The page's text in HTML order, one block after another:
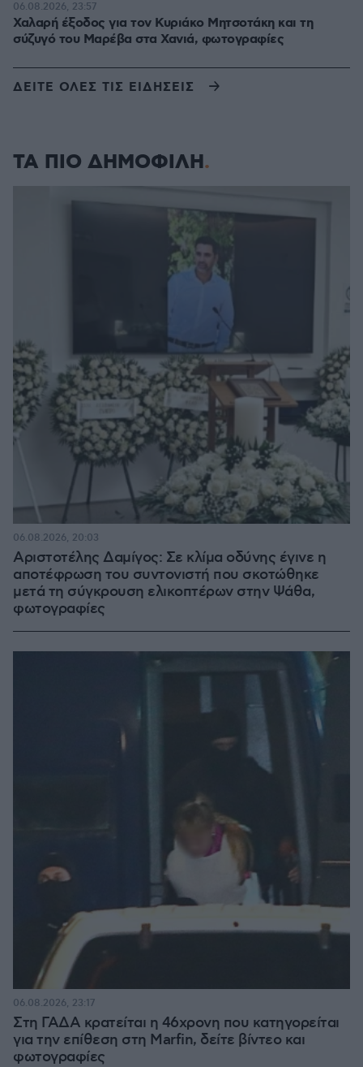
Χαλαρή έξοδος για τον Κυριάκο Μητσοτάκη και τη
σύζυγό του Μαρέβα στα Χανιά, φωτογραφίες
06.08.2026, 23:57
ΔΕΙΤΕ ΟΛΕΣ ΤΙΣ ΕΙΔΗΣΕΙΣ
ΤΑ ΠΙΟ ΔΗΜΟΦΙΛΗ
Αριστοτέλης Δαμίγος: Σε κλίμα οδύνης έγινε η
αποτέφρωση του συντονιστή που σκοτώθηκε
μετά τη σύγκρουση ελικοπτέρων στην Ψάθα,
φωτογραφίες
06.08.2026, 20:03
Στη ΓΑΔΑ κρατείται η 46χρονη που κατηγορείται
για την επίθεση στη Marfin, δείτε βίντεο και
φωτογραφίες
06.08.2026, 23:17